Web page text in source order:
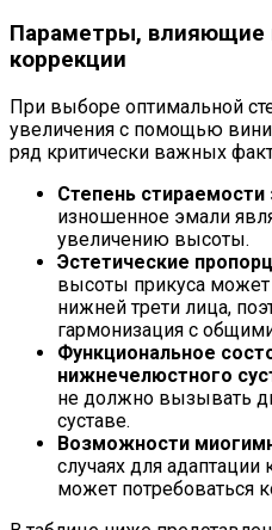
Параметры, влияющие
коррекции
При выборе оптимальной
увеличения с помощью
ряд критически важных
Степень стираемости
изношенное эмали
увеличению высоты.
Эстетические
высоты прикуса
нижней трети лица,
гармонизация с
Функциональное
нижнечелюстного
не должно вызывать
суставе.
Возможности
случаях для
может потребоваться